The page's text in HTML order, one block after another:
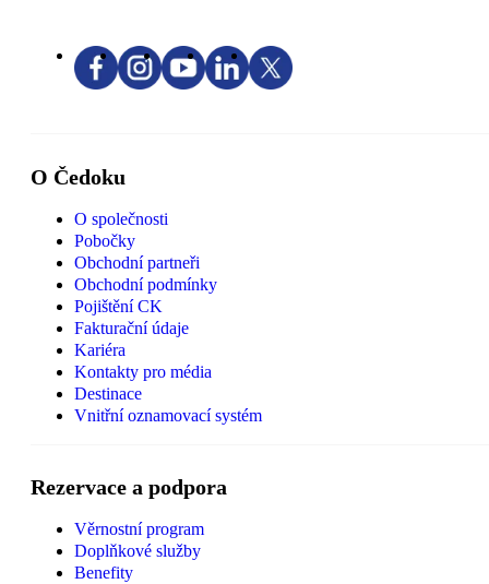
O Čedoku
O společnosti
Pobočky
Obchodní partneři
Obchodní podmínky
Pojištění CK
Fakturační údaje
Kariéra
Kontakty pro média
Destinace
Vnitřní oznamovací systém
Rezervace a podpora
Věrnostní program
Doplňkové služby
Benefity